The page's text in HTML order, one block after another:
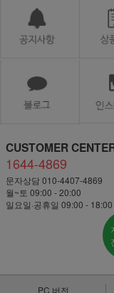
CUSTOMER
1644-4869
문자상담 010-4407-4869
월~토 09:00 - 20:00
일요일·공휴일 09:00 - 18:00
PC 버전